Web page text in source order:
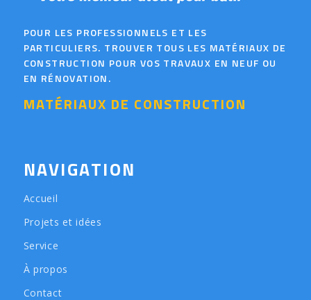
POUR LES PROFESSIONNELS ET LES
PARTICULIERS. TROUVER TOUS LES MATÉRIAUX DE
CONSTRUCTION POUR VOS TRAVAUX EN NEUF OU
EN RÉNOVATION.
MATÉRIAUX DE CONSTRUCTION
NAVIGATION
Accueil
Projets et idées
Service
À propos
Contact